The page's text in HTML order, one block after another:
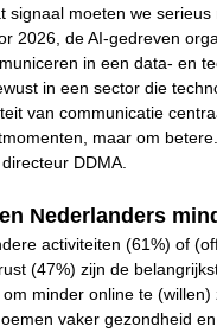
signaal moeten we serieus
2026, de AI-gedreven
in een data- en
in een sector die
van communicatie
maar om
, directeur DDMA.
Nederlanders
activiteiten (61%) of
(47%) zijn de
minder online te (willen)
vaker gezondheid